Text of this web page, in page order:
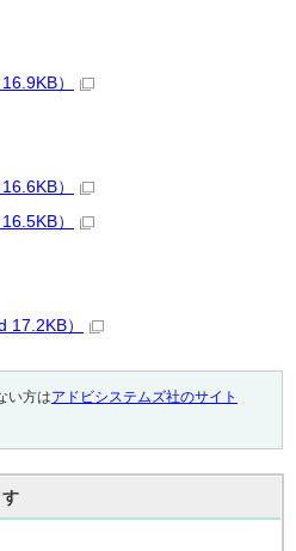
）
）
）
）
い方はアドビシステムズ社のサイト